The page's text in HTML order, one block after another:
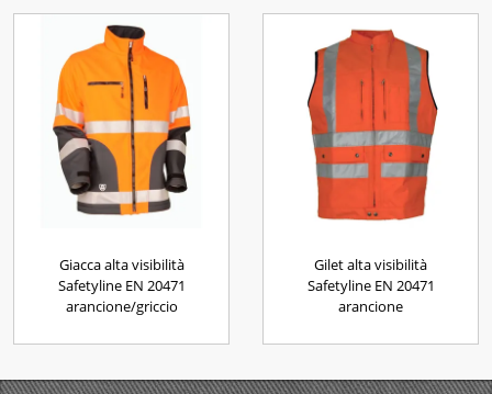
Giacca alta visibilità
Safetyline EN 20471
arancione/griccio
Gilet alta visibilità
Safetyline EN 20471
arancione